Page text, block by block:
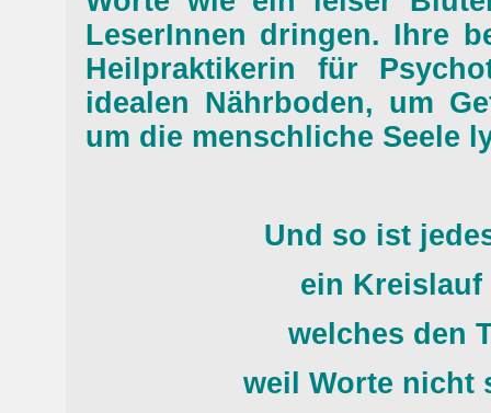
LeserInnen dringen. Ihre
Heilpraktikerin für
idealen Nährboden, um
um die menschliche Seele
Und so ist
ein Kreislauf
welches den
weil Worte nicht